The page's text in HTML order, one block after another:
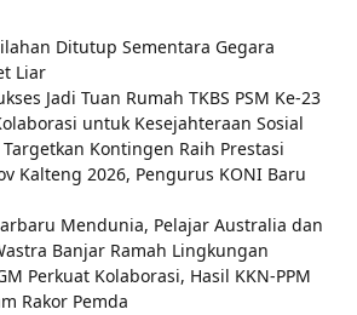
Ditutup Sementara Gegara
Liar
Jadi Tuan Rumah TKBS PSM Ke-23
untuk Kesejahteraan Sosial
Kontingen Raih Prestasi
Kalteng 2026, Pengurus KONI Baru
Mendunia, Pelajar Australia dan
Banjar Ramah Lingkungan
Perkuat Kolaborasi, Hasil KKN-PPM
Rakor Pemda